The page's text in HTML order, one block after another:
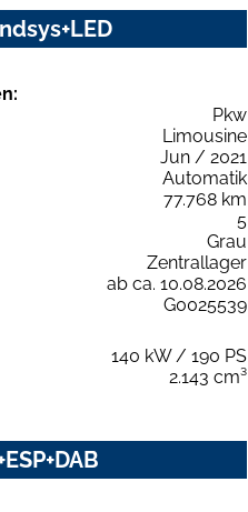
Pkw
Limousine
Jun / 2021
Automatik
77.768 km
5
Grau
Zentrallager
ab ca. 10.08.2026
G0025539
140 kW / 190 PS
2.143 cm³